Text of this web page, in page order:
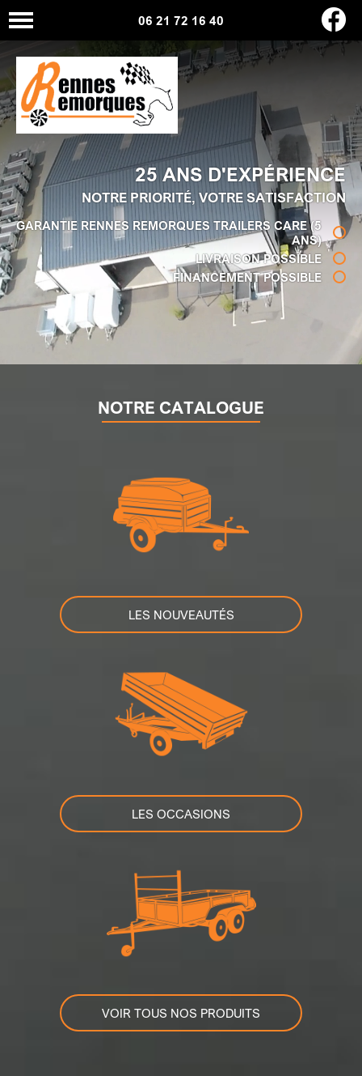
06 21 72 16 40
25 ANS D'EXPÉRIENCE
NOTRE PRIORITÉ, VOTRE SATISFACTION
GARANTIE RENNES REMORQUES TRAILERS CARE (5
ANS)
LIVRAISON POSSIBLE
FINANCEMENT POSSIBLE
NOTRE CATALOGUE
LES NOUVEAUTÉS
LES OCCASIONS
VOIR TOUS NOS PRODUITS